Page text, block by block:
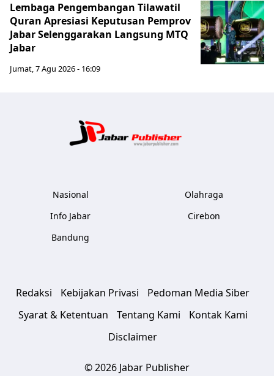
Lembaga Pengembangan Tilawatil
Quran Apresiasi Keputusan Pemprov
Jabar Selenggarakan Langsung MTQ
Jabar
Jumat, 7 Agu 2026 - 16:09
Nasional
Info Jabar
Bandung
Olahraga
Cirebon
Redaksi Kebijakan Privasi
Pedoman Media Siber
Syarat & Ketentuan
Tentang Kami
Kontak Kami
Disclaimer
© 2026 Jabar Publisher